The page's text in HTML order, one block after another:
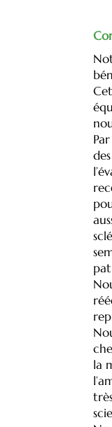
la